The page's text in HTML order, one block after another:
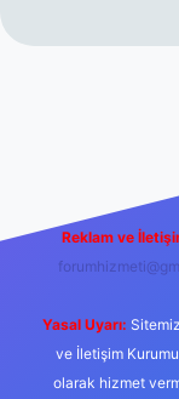
Reklam ve
Yasal Uyarı:
ve İletişim Kurumu
olarak hizmet